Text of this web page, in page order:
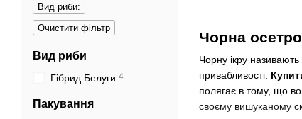
Чорна
Чорну ікру
привабливості.
полягає в тому, що
своєму вишуканому
Вид риби:
Очистити фільтр
Вид риби
Гібрид Белуги 4
Пакування